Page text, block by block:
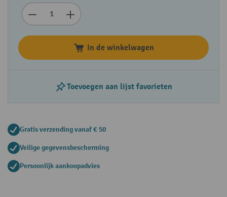
In de winkelwagen
Toevoegen aan lijst favorieten
Gratis verzending vanaf € 50
Veilige gegevensbescherming
Persoonlijk aankoopadvies